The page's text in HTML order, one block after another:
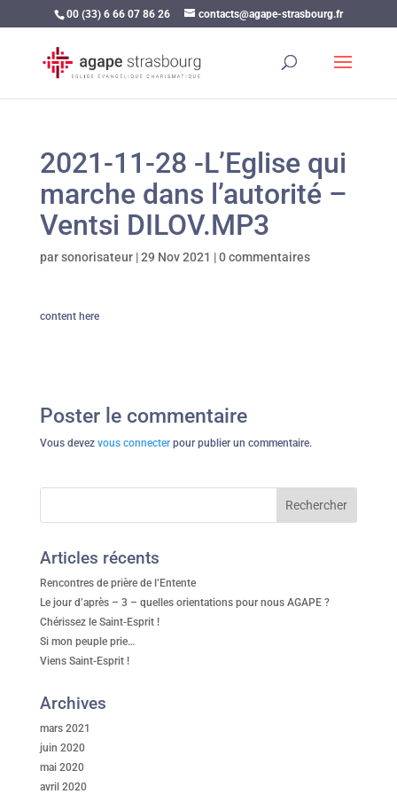
00 (33) 6 66 07 86 26 contacts@agape-strasbourg.fr
2021-11-28 -L’Eglise qui
marche dans l’autorité –
Ventsi DILOV.MP3
parsonorisateur|29 Nov 2021 |0 commentaires
content here
Poster le commentaire
Vous devez vous connecterpour publier un commentaire.
Articles récents
Rencontres de prière de l’Entente
Le jour d’après – 3 – quelles orientations pour nous AGAPE ?
Chérissez le Saint-Esprit !
Si mon peuple prie…
Viens Saint-Esprit !
Archives
mars 2021
juin 2020
mai 2020
avril 2020